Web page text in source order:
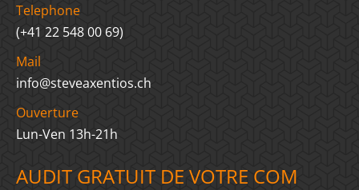
Telephone
(+41 22 548 00 69)
Mail
info@steveaxentios.ch
Ouverture
Lun-Ven 13h-21h
AUDIT GRATUIT DE VOTRE COM